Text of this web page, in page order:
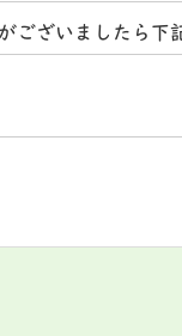
ございましたら下